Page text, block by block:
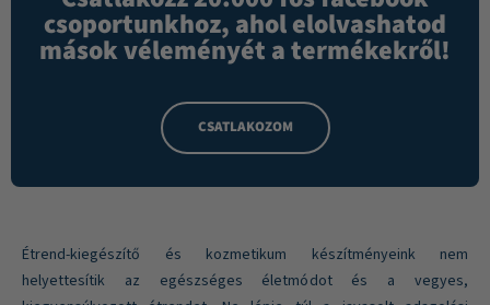
csoportunkhoz, ahol elolvashatod
mások véleményét a termékekről!
CSATLAKOZOM
Étrend-kiegészítő és kozmetikum készítményeink nem
helyettesítik az egészséges életmódot és a vegyes,